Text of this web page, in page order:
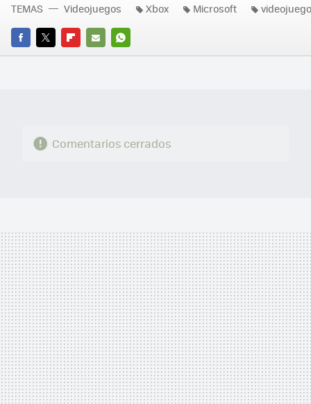
FACEBOOK
TWITTERFLIPBOARD
E-
WHATSAPP
TEMAS Videojuegos Xbox Microsoft
Comentarios cerrados